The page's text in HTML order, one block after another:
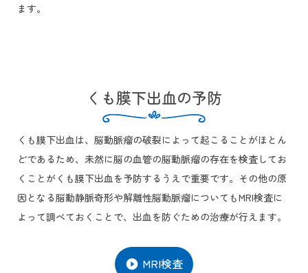
ます。
くも膜下出血の予防
くも膜下出血は、脳動脈瘤の破裂によって起こることがほとん
どであるため、未然に脳の血管の脳動脈瘤の存在を検査してお
くことがくも膜下出血を予防するうえで重要です。その他の原
因となる脳動静脈奇形や解離性脳動脈瘤についてもMRI検査に
よって調べておくことで、出血を防ぐための治療が行えます。
play_circle_filled MRI検査